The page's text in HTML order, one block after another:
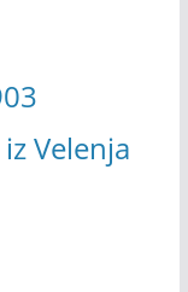
Velenja